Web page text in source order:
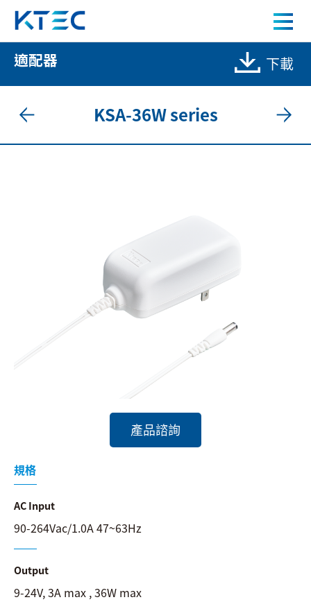
KSA-36W series 36W 電源適配器
產品中心
聯絡我們
適配器 下載
KSA-36W series
規格
AC Input
90-264Vac/1.0A 47~63Hz
Output
9-24V, 3A max , 36W max
產品諮詢